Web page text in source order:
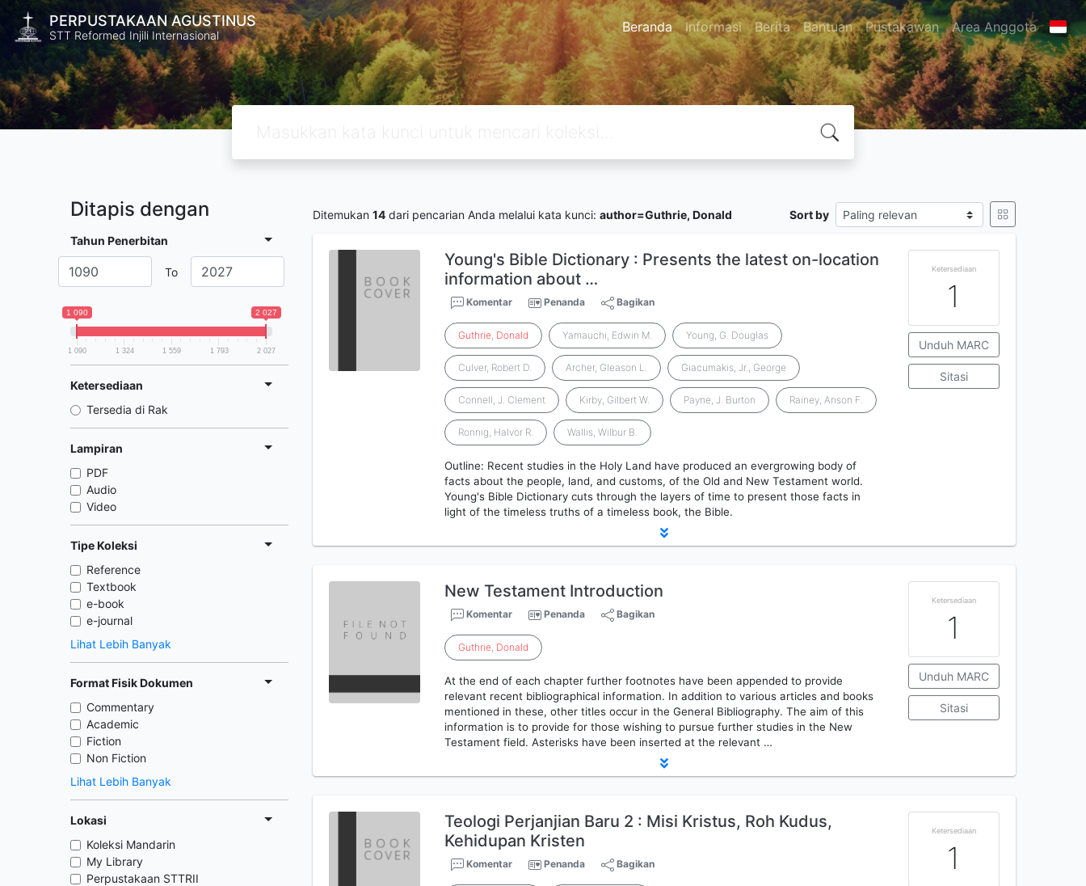
PERPUSTAKAAN AGUSTINUS
STT Reformed Injili Internasional Beranda Informasi Berita Bantuan Pustakawan Area Anggota
Ditapis dengan
Tahun Penerbitan
To
1 090 2 027
1 090 1 324 1 559 1 793 2 027
Ketersediaan
Tersedia di Rak
Lampiran
PDF
Audio
Video
Tipe Koleksi
Reference
Textbook
e-book
e-journal
Lihat Lebih Banyak
Format Fisik Dokumen
Commentary
Academic
Fiction
Non Fiction
Lihat Lebih Banyak
Lokasi
Koleksi Mandarin
My Library
Perpustakaan STTRII
Ditemukan 14 dari pencarian Anda melalui kata kunci: author=Guthrie, Donald Sort by
Young's Bible Dictionary : Presents the latest on-location
information about …
Komentar Penanda Bagikan
Guthrie, Donald Yamauchi, Edwin M. Young, G. Douglas
Culver, Robert D. Archer, Gleason L. Giacumakis, Jr., George
Connell, J. Clement Kirby, Gilbert W. Payne, J. Burton Rainey, Anson F.
Ronnig, Halvor R. Wallis, Wilbur B.
Outline: Recent studies in the Holy Land have produced an evergrowing body of
facts about the people, land, and customs, of the Old and New Testament world.
Young's Bible Dictionary cuts through the layers of time to present those facts in
light of the timeless truths of a timeless book, the Bible.
Ketersediaan
1
Unduh MARC
Sitasi
New Testament Introduction
Komentar Penanda Bagikan
Guthrie, Donald
At the end of each chapter further footnotes have been appended to provide
relevant recent bibliographical information. In addition to various articles and books
mentioned in these, other titles occur in the General Bibliography. The aim of this
information is to provide for those wishing to pursue further studies in the New
Testament field. Asterisks have been inserted at the relevant …
Ketersediaan
1
Unduh MARC
Sitasi
Teologi Perjanjian Baru 2 : Misi Kristus, Roh Kudus,
Kehidupan Kristen
Komentar Penanda Bagikan
Ketersediaan
1